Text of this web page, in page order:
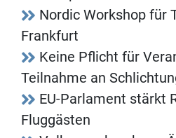
Nordic Workshop für
Frankfurt
Keine Pflicht für
Teilnahme an
EU-Parlament stärkt
Fluggästen